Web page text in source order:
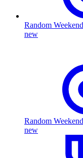
Random Weekend
new
Random Weekend
new